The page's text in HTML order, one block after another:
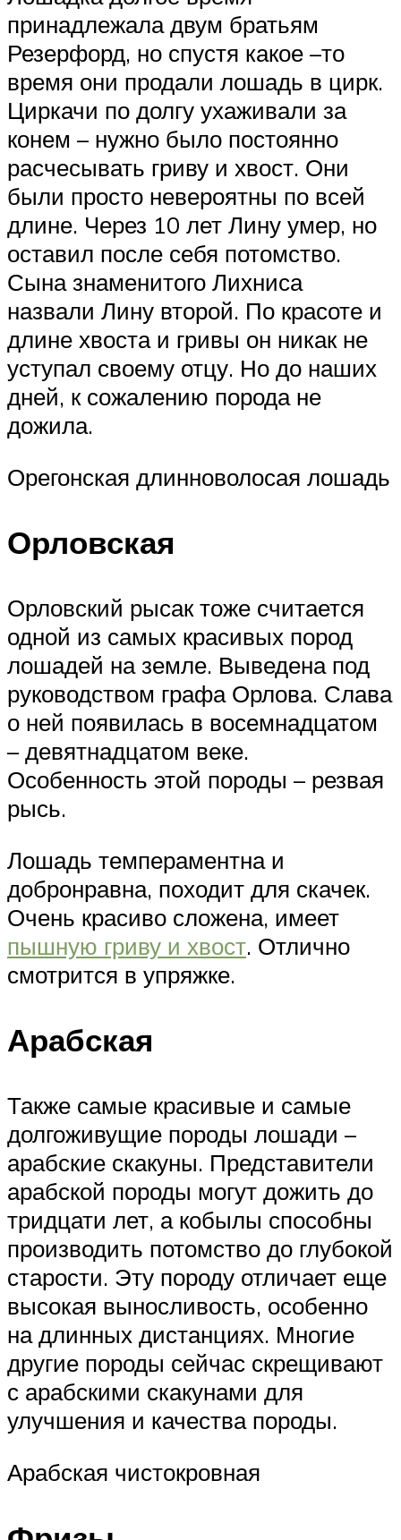
принадлежала двум братьям
Резерфорд, но спустя какое –то
время они продали лошадь в цирк.
Циркачи по долгу ухаживали за
конем – нужно было постоянно
расчесывать гриву и хвост. Они
были просто невероятны по всей
длине. Через 10 лет Лину умер, но
оставил после себя потомство.
Сына знаменитого Лихниса
назвали Лину второй. По красоте и
длине хвоста и гривы он никак не
уступал своему отцу. Но до наших
дней, к сожалению порода не
дожила.
Орегонская длинноволосая лошадь
Орловская
Орловский рысак тоже считается
одной из самых красивых пород
лошадей на земле. Выведена под
руководством графа Орлова. Слава
о ней появилась в восемнадцатом
– девятнадцатом веке.
Особенность этой породы – резвая
рысь.
Лошадь темпераментна и
добронравна, походит для скачек.
Очень красиво сложена, имеет
пышную гриву и хвост. Отлично
смотрится в упряжке.
Арабская
Также самые красивые и самые
долгоживущие породы лошади –
арабские скакуны. Представители
арабской породы могут дожить до
тридцати лет, а кобылы способны
производить потомство до глубокой
старости. Эту породу отличает еще
высокая выносливость, особенно
на длинных дистанциях. Многие
другие породы сейчас скрещивают
с арабскими скакунами для
улучшения и качества породы.
Арабская чистокровная